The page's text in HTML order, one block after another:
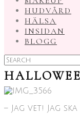
HUDVÅRD
HÄLSA
INSIDAN
BLOGG
Search
for:
– Jag vet! Jag